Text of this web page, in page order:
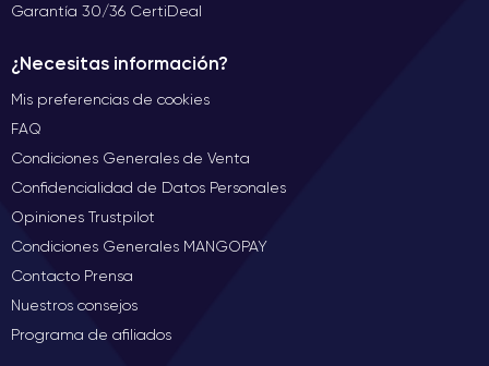
Garantía 30/36 CertiDeal
¿Necesitas información?
Mis preferencias de cookies
FAQ
Condiciones Generales de Venta
Confidencialidad de Datos Personales
Opiniones Trustpilot
Condiciones Generales MANGOPAY
Contacto Prensa
Nuestros consejos
Programa de afiliados